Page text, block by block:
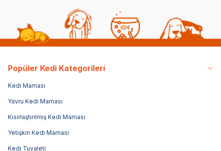
Popüler Kedi Kategorileri
Kedi Maması
Yavru Kedi Maması
Kısırlaştırılmış Kedi Maması
Yetişkin Kedi Maması
Kedi Tuvaleti